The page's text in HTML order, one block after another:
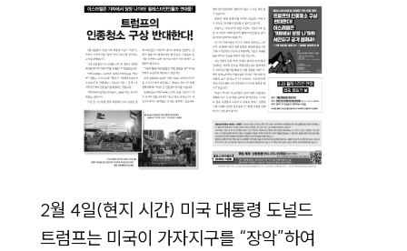
2월 4일(현지 시간) 미국 대통령 도널드
트럼프는 미국이 가자지구를 “장악”하여